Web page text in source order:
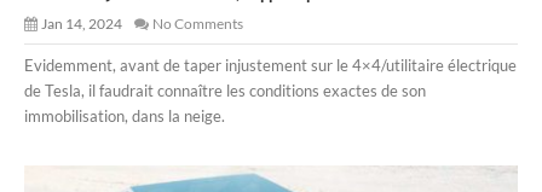
Jan 14, 2024 No Comments
Evidemment, avant de taper injustement sur le 4×4/utilitaire électrique
de Tesla, il faudrait connaître les conditions exactes de son
immobilisation, dans la neige.